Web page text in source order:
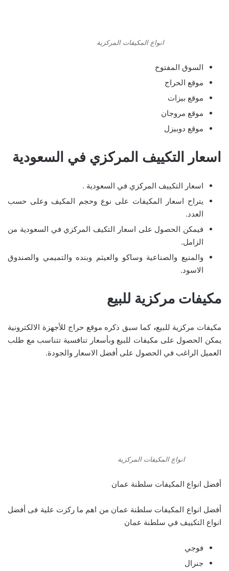
انواع المكيفات المركزية
السوق المفتوح
موقع الحراج
موقع بيزات
موقع مروجان
موقع دوبيزل
اسعار التكييف المركزي في السعودية
اسعار التكييف المركزي في السعودية .
يتراح اسعار المكيفات على نوع وحجم المكيف وعلى حسب
العدد.
فيمكن الحصول على اسعار التكيف المركزي في السعودية من
الزامل.
والمنيع والصناعية وساكو والعيثم وبنده والتميمي والصندوق
الاسود.
مكيفات مركزية للبيع
مكيفات مركزية للبيع،كما سبق ذكره موقع حراج للأجهزة الالكترونية
يمكن الحصول على مكيفات للبيع وبأسعار تنافسية تتناسب مع طلب
العميل الراغب في الحصول على أفضل الاسعار والجودة.
انواع المكيفات المركزية
أفضل انواع المكيفات سلطنة عمان
أفضل انواع المكيفات سلطنة عمان من اهم ما ركزت علية فى أفضل
انواع التكييف في سلطنة عمان
فوجي
جنرال